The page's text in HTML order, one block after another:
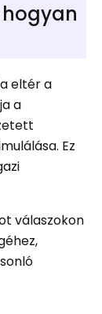
hogyan
eltér a
a
Ez
válaszokon